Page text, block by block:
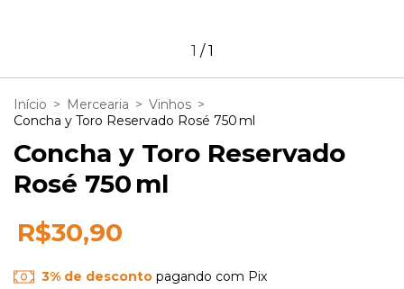
1 /1
Início > Mercearia > Vinhos >
Concha y Toro Reservado Rosé 750 ml
Concha y Toro Reservado
Rosé 750 ml
R$30,90
3% de desconto pagando com Pix